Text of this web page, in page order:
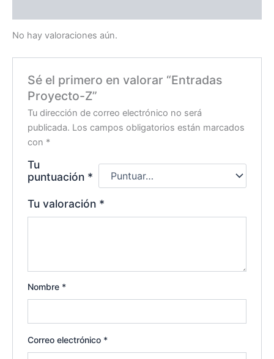
No hay valoraciones aún.
Sé el primero en valorar “Entradas
Proyecto-Z”
Tu dirección de correo electrónico no será
publicada. Los campos obligatorios están marcados
con *
Tu
puntuación *
Tu valoración *
Nombre *
Correo electrónico *